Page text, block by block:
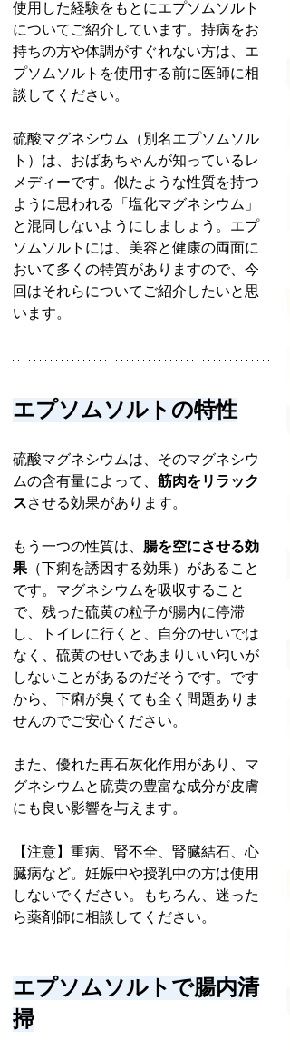
使用した経験をもとにエプソムソルト
についてご紹介しています。持病をお
持ちの方や体調がすぐれない方は、エ
プソムソルトを使用する前に医師に相
談してください。
硫酸マグネシウム（別名エプソムソル
ト）は、おばあちゃんが知っているレ
メディーです。似たような性質を持つ
ように思われる「塩化マグネシウム」
と混同しないようにしましょう。エプ
ソムソルトには、美容と健康の両面に
おいて多くの特質がありますので、今
回はそれらについてご紹介したいと思
います。
エプソムソルトの特性
硫酸マグネシウムは、そのマグネシウ
ムの含有量によって、 筋肉をリラック
スさせる効果があります。
もう一つの性質は、 腸を空にさせる効
果（下痢を誘因する効果）があること
です。マグネシウムを吸収すること
で、残った硫黄の粒子が腸内に停滞
し、トイレに行くと、自分のせいでは
なく、硫黄のせいであまりいい匂いが
しないことがあるのだそうです。です
から、下痢が臭くても全く問題ありま
せんのでご安心ください。
また、優れた再石灰化作用があり、マ
グネシウムと硫黄の豊富な成分が皮膚
にも良い影響を与えます。
【注意】重病、腎不全、腎臓結石、心
臓病など。妊娠中や授乳中の方は使用
しないでください。もちろん、迷った
ら薬剤師に相談してください。
エプソムソルトで腸内清
掃